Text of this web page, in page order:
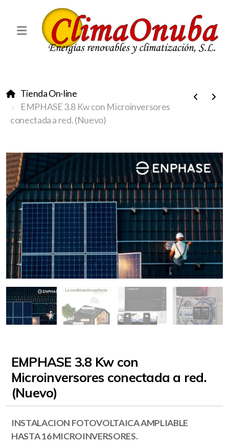
Tienda On-line
EMPHASE 3.8 Kw con Microinversores
conectada a red. (Nuevo)
EMPHASE 3.8 Kw con
Microinversores conectada a red.
(Nuevo)
INSTALACION FOTOVOLTAICA AMPLIABLE
HASTA 16 MICROINVERSORES.